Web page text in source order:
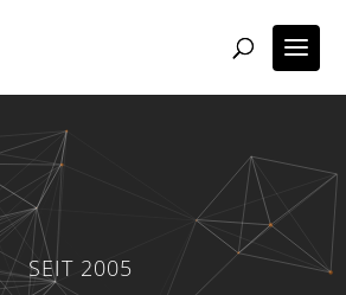
SEIT 2005